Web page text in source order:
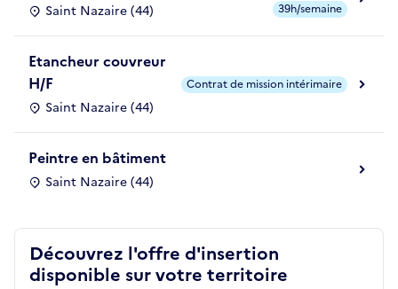
Saint Nazaire (44)
39h/semaine
Etancheur couvreur
H/F
Saint Nazaire (44)
Contrat de mission intérimaire
Peintre en bâtiment
Saint Nazaire (44)
Découvrez l'offre d'insertion
disponible sur votre territoire